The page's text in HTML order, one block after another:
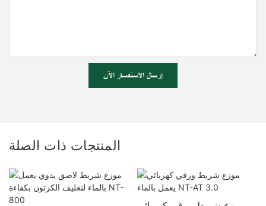
إرسال الاستفسار الآن
المنتجات ذات الصلة